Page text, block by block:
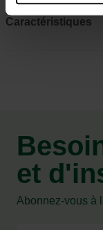
Caractéristiques
et
Abonnez-vous à